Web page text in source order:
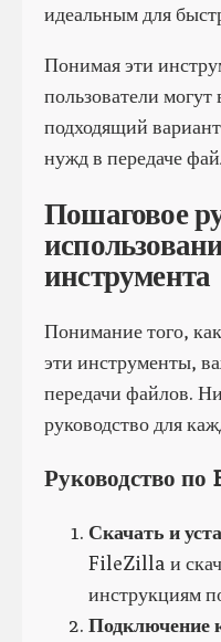
идеальным для
Понимая эти
пользователи
подходящий
нужд в передаче
Пошаговое
инструмента
Понимание того,
эти инструменты,
передачи файлов.
руководство для
Руководство по
Скачать и
FileZilla и
инструкциям
Подключение